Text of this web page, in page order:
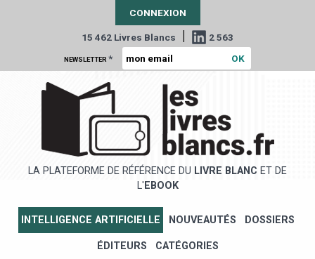
CONNEXION
15 462 Livres Blancs | 2 563
NEWSLETTER *
LA PLATEFORME DE RÉFÉRENCE DU LIVRE BLANC ET DE
L' EBOOK
INTELLIGENCE ARTIFICIELLE NOUVEAUTÉS DOSSIERS
ÉDITEURS CATÉGORIES